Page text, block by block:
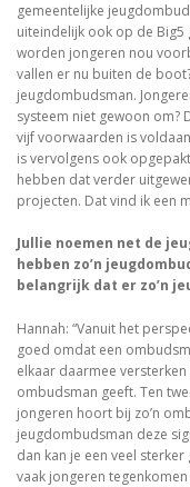
gemeentelijke
uiteindelijk ook op de Big5
worden jongeren nou
vallen er nu buiten de
jeugdombudsman.
systeem niet gewoon om?
vijf voorwaarden is
is vervolgens ook
hebben dat verder
projecten. Dat vind ik een
Jullie noemen net de
hebben zo’n
belangrijk dat er zo’n
Hannah: “Vanuit het
goed omdat een
elkaar daarmee
ombudsman geeft. Ten
jongeren hoort bij zo’n
jeugdombudsman deze
dan kan je een veel
vaak jongeren